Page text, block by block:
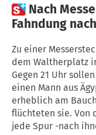
 Nach
Fahndung
Zu einer
dem Waltherplatz
Gegen 21 Uhr
einen Mann aus
erheblich am
flüchteten sie. Von
jede Spur -nach